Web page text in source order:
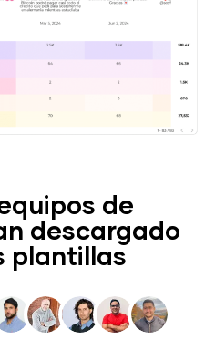
de
descargado
plantillas